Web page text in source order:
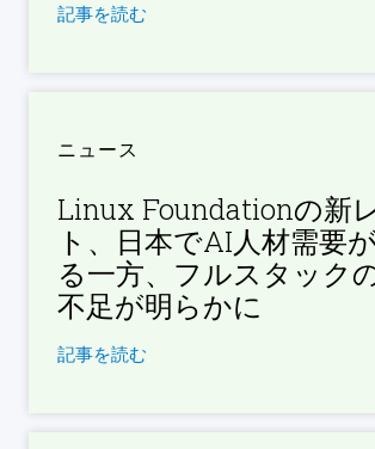
記事を読む
ニュース
Linux Foundationの新
ト、日本でAI人材需要
る一方、フルスタック
不足が明らかに
記事を読む